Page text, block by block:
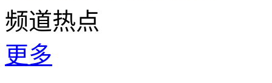
频道热点
更多